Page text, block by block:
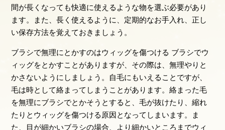
間が長くなっても快適に使えるような物を選ぶ必要があり
ます。また、長く使えるように、定期的なお手入れ、正し
い保存方法を覚えておきましょう。
ブラシで無理にとかすのはウィッグを傷つける ブラシでウ
ィッグをとかすことがありますが、その際は、無理やりと
かさないようにしましょう。自毛にもいえることですが、
毛は時として絡まってしまうことがあります。絡まった毛
を無理にブラシでとかそうとすると、毛が抜けたり、縮れ
たりとウィッグを傷つける原因となってしまいます。ま
た、目が細かいブラシの場合、より細かいところまでウィ